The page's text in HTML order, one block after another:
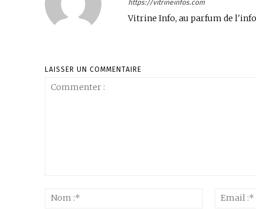
https://vitrineinfos.com
Vitrine Info, au parfum de
LAISSER UN COMMENTAIRE